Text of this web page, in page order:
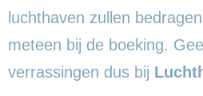
luchthaven zullen
meteen bij de boeking.
verrassingen dus bij